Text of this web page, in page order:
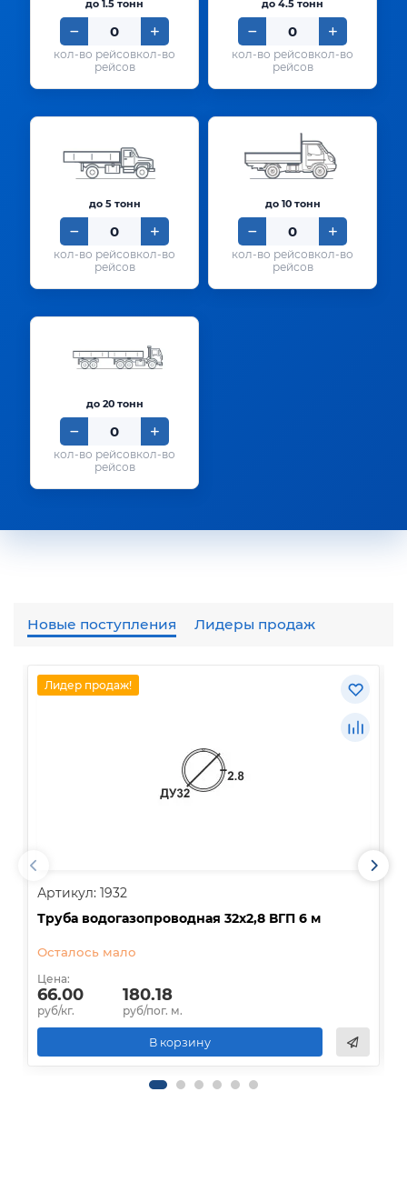
до 1.5 тонн
кол-во
рейсов
до 4.5 тонн
кол-во
рейсов
до 5 тонн
кол-во
рейсов
до 10 тонн
кол-во
рейсов
до 20 тонн
кол-во
рейсов
Новые поступления Лидеры продаж
Лидер продаж!
Артикул: 1932
Труба водогазопроводная 32х2,8 ВГП 6 м
Осталось мало
Цена:
66.00
руб/кг.
180.18
руб/пог. м.
В корзину